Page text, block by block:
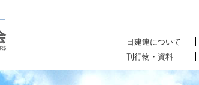
日建連について
刊行物・資料